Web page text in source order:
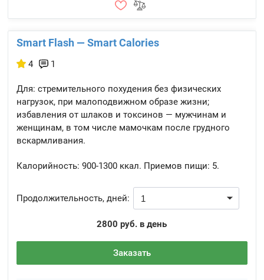
Smart Flash — Smart Calories
4 1
Для: стремительного похудения без физических
нагрузок, при малоподвижном образе жизни;
избавления от шлаков и токсинов — мужчинам и
женщинам, в том числе мамочкам после грудного
вскармливания.
Калорийность: 900-1300 ккал. Приемов пищи: 5.
Продолжительность, дней:
2800 руб. в день
Заказать